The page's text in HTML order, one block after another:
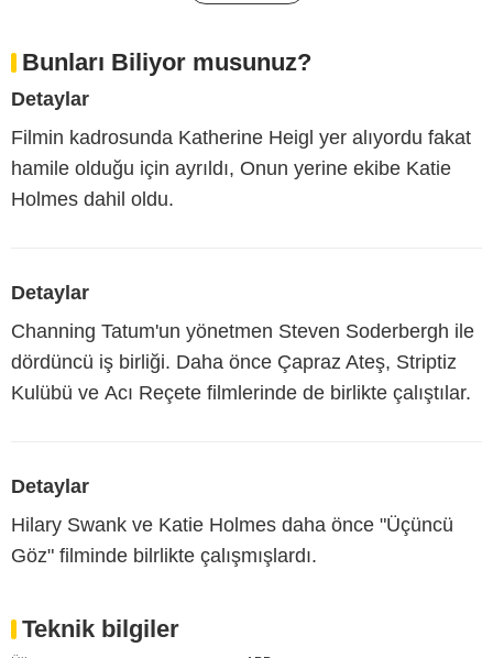
Bunları Biliyor musunuz?
Detaylar
Filmin kadrosunda Katherine Heigl yer alıyordu fakat
hamile olduğu için ayrıldı, Onun yerine ekibe Katie
Holmes dahil oldu.
Detaylar
Channing Tatum'un yönetmen Steven Soderbergh ile
dördüncü iş birliği. Daha önce Çapraz Ateş, Striptiz
Kulübü ve Acı Reçete filmlerinde de birlikte çalıştılar.
Detaylar
Hilary Swank ve Katie Holmes daha önce "Üçüncü
Göz" filminde bilrlikte çalışmışlardı.
Teknik bilgiler